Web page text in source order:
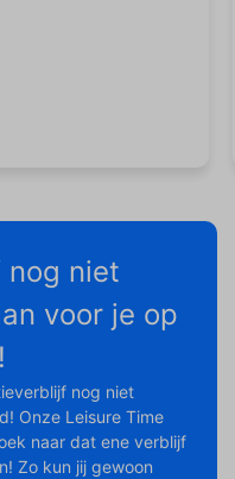
nog niet
voor je op
nog niet
Onze Leisure Time
naar dat ene verblijf
Zo kun jij gewoon